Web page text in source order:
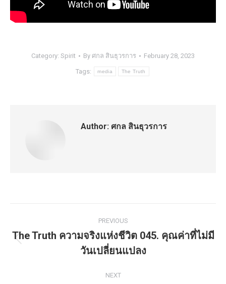
Category: Spirit By ศกล สินธุวรการ February 28, 2023
Tags: media The Truth
Author: ศกล สินธุวรการ
navigation
PREVIOUS
post:
The Truth ความจริงแห่งชีวิต 045. คุณค่าที่ไม่มี
วันเปลี่ยนแปลง
NEXT